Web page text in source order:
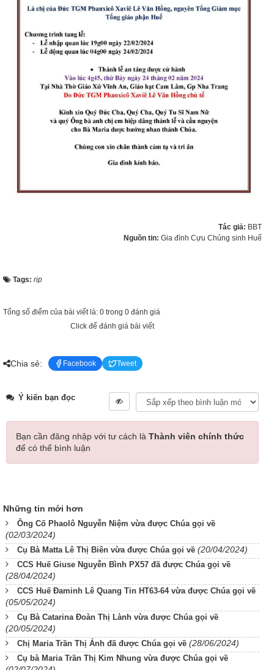
Tác giả: BBT
Nguồn tin: Gia đình Cựu Chủng sinh Huế
Tags: rip
Tổng số điểm của bài viết là: 0 trong 0 đánh giá
Click để đánh giá bài viết
Chia sẻ: Facebook Tweet
Ý kiến bạn đọc
Bạn cần đăng nhập với tư cách là Thành viên chính thức
để có thể bình luận
Những tin mới hơn
Ông Cố Phaolô Nguyễn Niệm vừa được Chúa gọi về
(02/03/2024)
Cụ Bà Matta Lê Thị Biên vừa được Chúa gọi về (20/04/2024)
CCS Huế Giuse Nguyễn Bình PX57 đã được Chúa gọi về
(28/04/2024)
CCS Huế Đaminh Lê Quang Tin HT63-64 vừa được Chúa gọi về
(05/05/2024)
Cụ Bà Catarina Đoàn Thị Lành vừa được Chúa gọi về
(20/05/2024)
Chị Maria Trần Thị Ánh đã được Chúa gọi về (28/06/2024)
Cụ bà Maria Trần Thị Kim Nhung vừa được Chúa gọi về